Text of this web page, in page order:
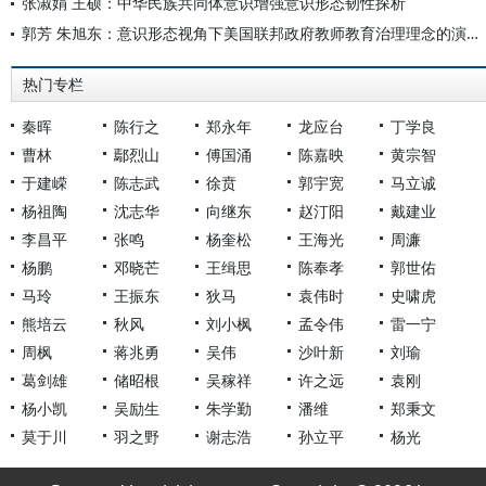
郭芳 朱旭东：意识形态视角下美国联邦政府教师教育治理理念的演变分析
热门专栏
秦晖 陈行之 郑永年 龙应台
丁学良
曹林
鄢烈山 傅国涌 陈嘉映
黄宗智
于建嵘
陈志武 徐贲 郭宇宽
马立诚
杨祖陶
沈志华 向继东 赵汀阳
戴建业
李昌平
张鸣 杨奎松 王海光
周濂
杨鹏
邓晓芒 王缉思 陈奉孝
郭世佑
马玲
王振东 狄马 袁伟时
史啸虎
熊培云
秋风 刘小枫 孟令伟
雷一宁
周枫
蒋兆勇 吴伟 沙叶新
刘瑜
葛剑雄
储昭根 吴稼祥 许之远
袁刚
杨小凯
吴励生 朱学勤 潘维
郑秉文
莫于川
羽之野 谢志浩 孙立平 杨光